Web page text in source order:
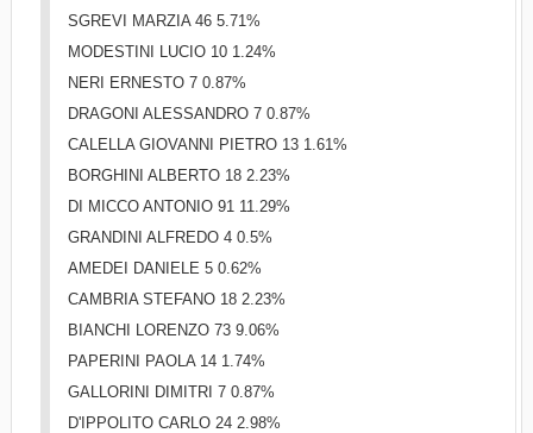
SGREVI MARZIA 46 5.71%
MODESTINI LUCIO 10 1.24%
NERI ERNESTO 7 0.87%
DRAGONI ALESSANDRO 7 0.87%
CALELLA GIOVANNI PIETRO 13 1.61%
BORGHINI ALBERTO 18 2.23%
DI MICCO ANTONIO 91 11.29%
GRANDINI ALFREDO 4 0.5%
AMEDEI DANIELE 5 0.62%
CAMBRIA STEFANO 18 2.23%
BIANCHI LORENZO 73 9.06%
PAPERINI PAOLA 14 1.74%
GALLORINI DIMITRI 7 0.87%
D'IPPOLITO CARLO 24 2.98%